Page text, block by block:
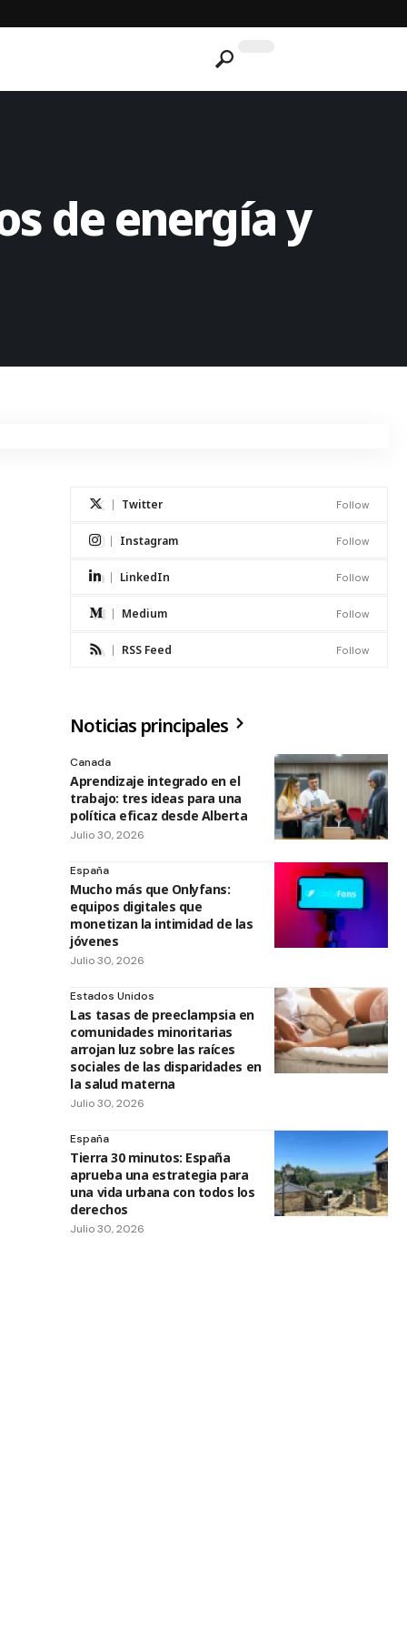
de energía y
Twitter Follow
Instagram Follow
LinkedIn Follow
Medium Follow
RSS Feed Follow
Noticias principales
Canada
Aprendizaje integrado en el
trabajo: tres ideas para una
política eficaz desde Alberta
Julio 30, 2026
España
Mucho más que Onlyfans:
equipos digitales que
monetizan la intimidad de las
jóvenes
Julio 30, 2026
Estados Unidos
Las tasas de preeclampsia en
comunidades minoritarias
arrojan luz sobre las raíces
sociales de las disparidades en
la salud materna
Julio 30, 2026
España
Tierra 30 minutos: España
aprueba una estrategia para
una vida urbana con todos los
derechos
Julio 30, 2026